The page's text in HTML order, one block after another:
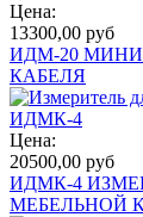
Цена:
13300,00 руб
ИДМ-20
КАБЕЛЯ
Цена:
20500,00 руб
ИДМК-4
МЕБЕЛЬНОЙ